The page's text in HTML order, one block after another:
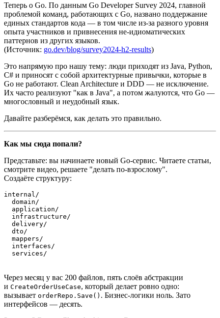
Теперь о Go. По данным Go Developer Survey 2024, главной
проблемой команд, работающих с Go, названо поддержание
единых стандартов кода — в том числе из-за разного уровня
опыта участников и привнесения не-идиоматических
паттернов из других языков.
(Источник: go.dev/blog/survey2024-h2-results)
Это напрямую про нашу тему: люди приходят из Java, Python,
C# и приносят с собой архитектурные привычки, которые в
Go не работают. Clean Architecture и DDD — не исключение.
Их часто реализуют "как в Java", а потом жалуются, что Go —
многословный и неудобный язык.
Давайте разберёмся, как делать это правильно.
Как мы сюда попали?
Представьте: вы начинаете новый Go-сервис. Читаете статьи,
смотрите видео, решаете "делать по-взрослому".
Создаёте структуру:
internal/
  domain/
  application/
  infrastructure/
  delivery/
  dto/
  mappers/
  interfaces/
  services/
Через месяц у вас 200 файлов, пять слоёв абстракции
и CreateOrderUseCase, который делает ровно одно:
вызывает orderRepo.Save() . Бизнес-логики ноль. Зато
интерфейсов — десять.